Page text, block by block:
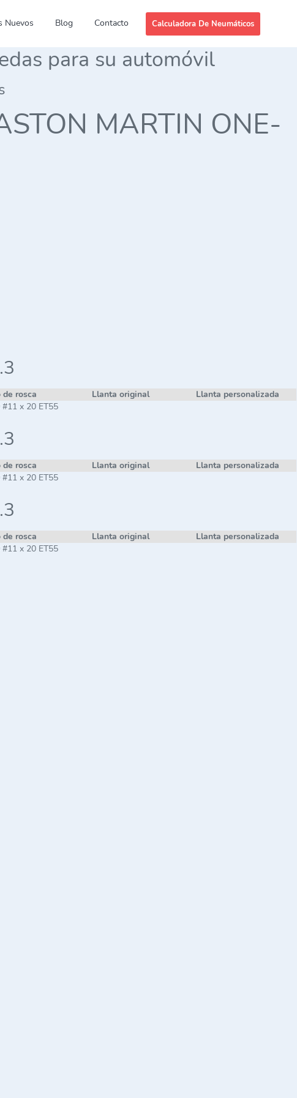
Nuevos Blog Contacto Calculadora De Neumáticos
para su automóvil
MARTIN ONE-
de rosca Llanta original
Llanta personalizada
x 20 ET55
de rosca Llanta original
Llanta personalizada
x 20 ET55
de rosca Llanta original
Llanta personalizada
x 20 ET55